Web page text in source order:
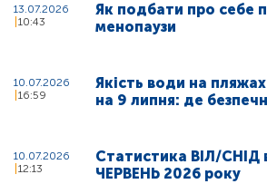
13.07.2026
10:43
Як подбати про себе
менопаузи
10.07.2026
16:59
Якість води на
на 9 липня: де
10.07.2026
12:13
Статистика ВІЛ/СНІД
ЧЕРВЕНЬ 2026 року